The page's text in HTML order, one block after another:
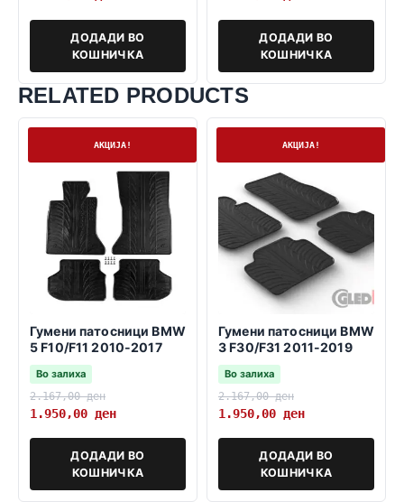
ДОДАДИ ВО
КОШНИЧКА
ДОДАДИ ВО
КОШНИЧКА
RELATED PRODUCTS
АКЦИЈА!
Гумени патосници BMW
5 F10/F11 2010-2017
Во залиха
2.167,00ден
1.950,00 ден
ДОДАДИ ВО
КОШНИЧКА
АКЦИЈА!
Гумени патосници BMW
3 F30/F31 2011-2019
Во залиха
2.167,00ден
1.950,00 ден
ДОДАДИ ВО
КОШНИЧКА